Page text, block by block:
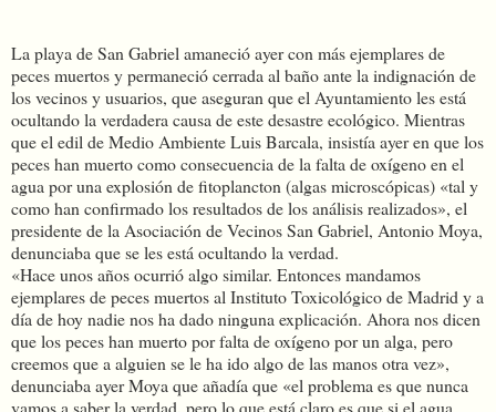
La playa de San Gabriel amaneció ayer con más ejemplares de
peces muertos y permaneció cerrada al baño ante la indignación de
los vecinos y usuarios, que aseguran que el Ayuntamiento les está
ocultando la verdadera causa de este desastre ecológico. Mientras
que el edil de Medio Ambiente Luis Barcala, insistía ayer en que los
peces han muerto como consecuencia de la falta de oxígeno en el
agua por una explosión de fitoplancton (algas microscópicas) «tal y
como han confirmado los resultados de los análisis realizados», el
presidente de la Asociación de Vecinos San Gabriel, Antonio Moya,
denunciaba que se les está ocultando la verdad.
«Hace unos años ocurrió algo similar. Entonces mandamos
ejemplares de peces muertos al Instituto Toxicológico de Madrid y a
día de hoy nadie nos ha dado ninguna explicación. Ahora nos dicen
que los peces han muerto por falta de oxígeno por un alga, pero
creemos que a alguien se le ha ido algo de las manos otra vez»,
denunciaba ayer Moya que añadía que «el problema es que nunca